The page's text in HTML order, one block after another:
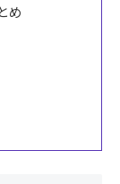
め